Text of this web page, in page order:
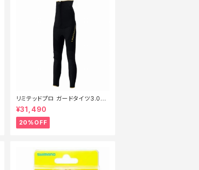
リミテッドプロ ガードタイツ3.0FI
−540X 黒 LB【特価装備】【20】
¥31,490
20%OFF